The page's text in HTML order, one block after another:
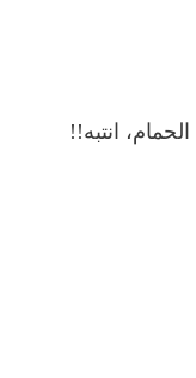
انتبه!!